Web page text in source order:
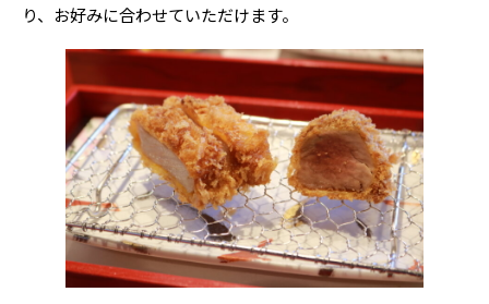
り、お好みに合わせていただけます。